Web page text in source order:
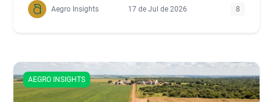
Aegro Insights 17 de Jul de 2026 8
AEGRO INSIGHTS